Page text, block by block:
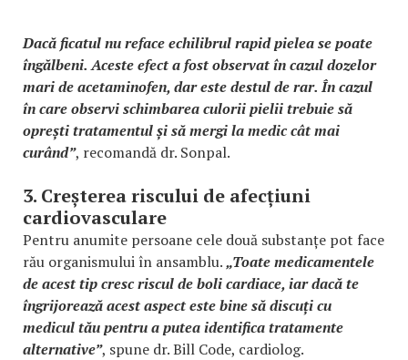
Dacă ficatul nu reface echilibrul rapid pielea se poate
îngălbeni. Aceste efect a fost observat în cazul dozelor
mari de acetaminofen, dar este destul de rar. În cazul
în care observi schimbarea culorii pielii trebuie să
oprești tratamentul și să mergi la medic cât mai
curând”, recomandă dr. Sonpal.
3. Creșterea riscului de afecțiuni
cardiovasculare
Pentru anumite persoane cele două substanțe pot face
rău organismului în ansamblu.„Toate medicamentele
de acest tip cresc riscul de boli cardiace, iar dacă te
îngrijorează acest aspect este bine să discuți cu
medicul tău pentru a putea identifica tratamente
alternative”, spune dr. Bill Code, cardiolog.